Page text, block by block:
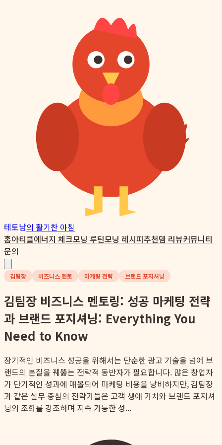
테토남의 활기찬 아침
홈아티클에너지 체크모닝 루틴모닝 레시피추천템 리뷰커뮤니티
문의
김팀장 비즈니스 멘토 마케팅 전략 브랜드 포지셔닝
김팀장 비즈니스 멘토링: 성공 마케팅 전략
과 브랜드 포지셔닝: Everything You
Need to Know
장기적인 비즈니스 성공을 위해서는 단순한 광고 기술을 넘어 브
랜드의 본질을 꿰뚫는 전략적 동반자가 필요합니다. 많은 창업자
가 단기적인 성과에 매몰되어 마케팅 비용을 낭비하지만, 김팀장
과 같은 실무 중심의 전략가들은 고객 생애 가치와 브랜드 포지셔
닝의 조화를 강조하며 지속 가능한 성...